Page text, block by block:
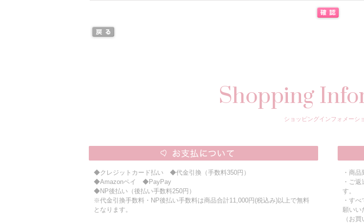
Shopping
ショッピングインフォメーシ
◆クレジットカード払い ◆代金引換（手数料350円）
◆Amazonペイ ◆PayPay
◆NP後払い（後払い手数料250円）
※代金引換手数料・NP後払い手数料は商品合計11,000円(税込み)以上で無料
となります。
・商
・ご
す。
・す
願いい
（お